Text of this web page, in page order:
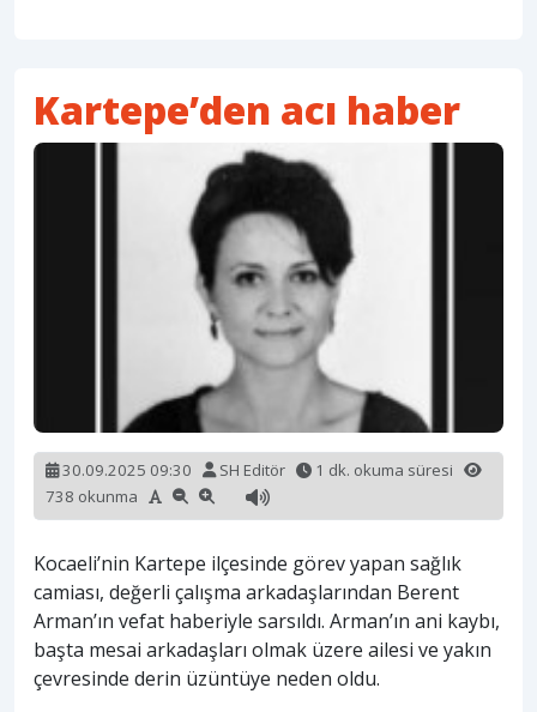
Kartepe’den acı haber
30.09.2025 09:30 SH Editör
1 dk. okuma süresi
738 okunma
Kocaeli’nin Kartepe ilçesinde görev yapan sağlık
camiası, değerli çalışma arkadaşlarından Berent
Arman’ın vefat haberiyle sarsıldı. Arman’ın ani kaybı,
başta mesai arkadaşları olmak üzere ailesi ve yakın
çevresinde derin üzüntüye neden oldu.